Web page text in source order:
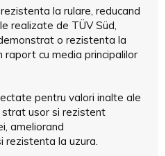
la rulare, reducand
realizate de TÜV Süd,
o rezistenta la
raport cu media principalilor
pentru valori inalte ale
strat usor si rezistent
ameliorand
rezistenta la uzura.